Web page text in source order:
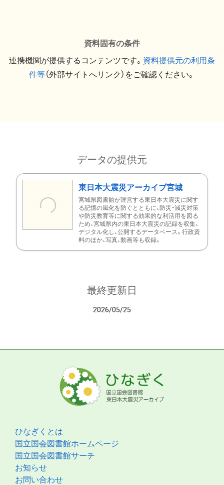
資料固有の条件
連携機関が提供するコンテンツです。 資料提供元の利用条
件等（外部サイトへリンク）をご確認ください。
データの提供元
東日本大震災アーカイブ宮城
宮城県図書館が運営する東日本大震災に関す
る記憶の風化を防ぐとともに、防災・減災対策
や防災教育等に関する効果的な利活用を図る
ため、宮城県内の東日本大震災の記録を収集、
デジタル化し、公開するデータベース。行政資
料のほか、写真、動画等も収録。
最終更新日
2026/05/25
ひなぎくとは
国立国会図書館ホームページ
国立国会図書館サーチ
お知らせ
お問い合わせ